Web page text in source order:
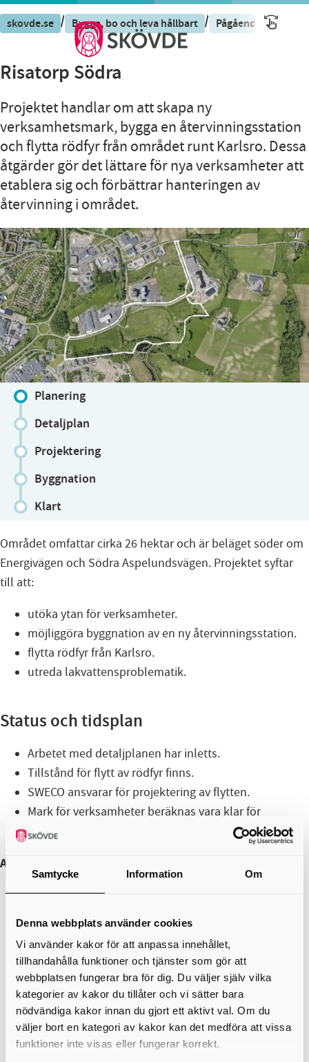
Samtycke Information Om
Denna webbplats använder cookies
Vi använder kakor för att anpassa innehållet,
tillhandahålla funktioner och tjänster som gör att
webbplatsen fungerar bra för dig. Du väljer själv vilka
kategorier av kakor du tillåter och vi sätter bara
nödvändiga kakor innan du gjort ett aktivt val. Om du
väljer bort en kategori av kakor kan det medföra att vissa
funktioner inte visas eller fungerar korrekt.
skovde.se / Bygga, bo och leva hållbart / Pågående projekt
Risatorp Södra
Projektet handlar om att skapa ny
verksamhetsmark, bygga en återvinningsstation
och flytta rödfyr från området runt Karlsro. Dessa
åtgärder gör det lättare för nya verksamheter att
etablera sig och förbättrar hanteringen av
återvinning i området.
Planering
Detaljplan
Projektering
Byggnation
Klart
Området omfattar cirka 26 hektar och är beläget söder om
Energivägen och Södra Aspelundsvägen. Projektet syftar
till att:
utöka ytan för verksamheter.
möjliggöra byggnation av en ny återvinningsstation.
flytta rödfyr från Karlsro.
utreda lakvattensproblematik.
Status och tidsplan
Arbetet med detaljplanen har inletts.
Tillstånd för flytt av rödfyr finns.
SWECO ansvarar för projektering av flytten.
Mark för verksamheter beräknas vara klar för
försäljning under första kvartalet 2026.
Ansvarig enhet:
+
−